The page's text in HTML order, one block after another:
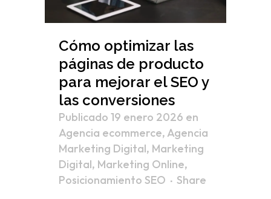
Cómo optimizar las
páginas de producto
para mejorar el SEO y
las conversiones
Publicado 19 enero 2026 en
Agencia ecommerce, Agencia
Marketing Digital, Marketing
Digital, Marketing Online,
Posicionamiento SEO
Share